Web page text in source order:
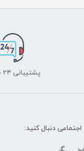
پشتیبانی ۲۴ ساعته
دنبال کنید: